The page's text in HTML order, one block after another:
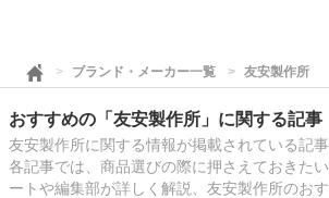
ブランド・メーカー一覧 友安製作所
おすすめの「友安製作所」に関する記事
友安製作所に関する情報が掲載されている記事
各記事では、商品選びの際に押さえておきた
ートや編集部が詳しく解説、友安製作所のお